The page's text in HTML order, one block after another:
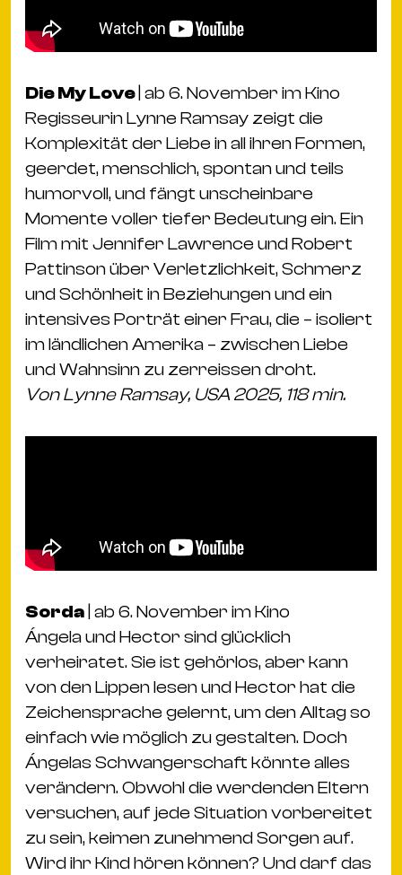
Die My Love | ab 6. November im Kino
Regisseurin Lynne Ramsay zeigt die
Komplexität der Liebe in all ihren Formen,
geerdet, menschlich, spontan und teils
humorvoll, und fängt unscheinbare
Momente voller tiefer Bedeutung ein. Ein
Film mit Jennifer Lawrence und Robert
Pattinson über Verletzlichkeit, Schmerz
und Schönheit in Beziehungen und ein
intensives Porträt einer Frau, die – isoliert
im ländlichen Amerika – zwischen Liebe
und Wahnsinn zu zerreissen droht.
Von Lynne Ramsay, USA 2025, 118 min.
Sorda | ab 6. November im Kino
Ángela und Hector sind glücklich
verheiratet. Sie ist gehörlos, aber kann
von den Lippen lesen und Hector hat die
Zeichensprache gelernt, um den Alltag so
einfach wie möglich zu gestalten. Doch
Ángelas Schwangerschaft könnte alles
verändern. Obwohl die werdenden Eltern
versuchen, auf jede Situation vorbereitet
zu sein, keimen zunehmend Sorgen auf.
Wird ihr Kind hören können? Und darf das